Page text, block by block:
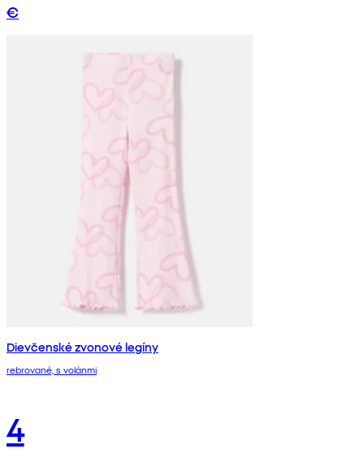
€
Dievčenské zvonové legíny
rebrované, s volánmi
4